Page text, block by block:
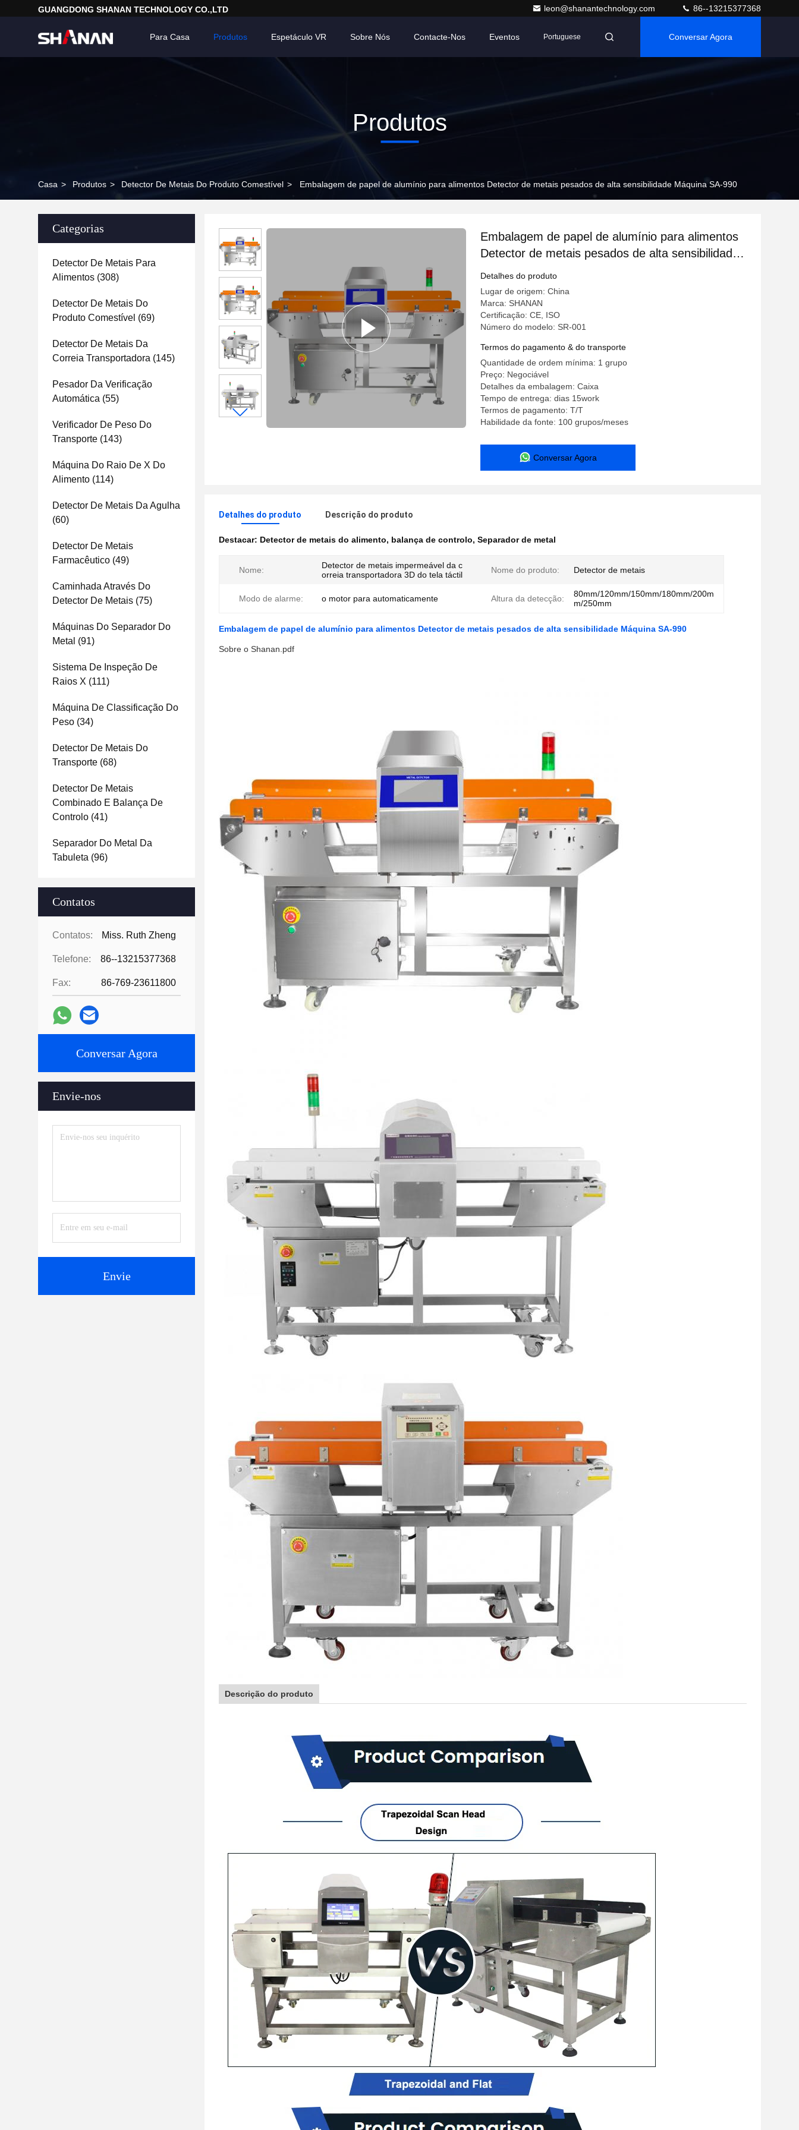
GUANGDONG SHANAN TECHNOLOGY CO.,LTD leon@shanantechnology.com 86--13215377368
Para Casa Produtos Espetáculo VR Sobre Nós Contacte-Nos Eventos Portuguese Conversar Agora
Produtos
Casa > Produtos > Detector De Metais Do Produto Comestível > Embalagem de papel de alumínio para alimentos Detector de metais pesados de alta sensibilidade Máquina SA-990
Categorias
Detector De Metais Para
Alimentos (308)
Detector De Metais Do
Produto Comestível (69)
Detector De Metais Da
Correia Transportadora (145)
Pesador Da Verificação
Automática (55)
Verificador De Peso Do
Transporte (143)
Máquina Do Raio De X Do
Alimento (114)
Detector De Metais Da Agulha
(60)
Detector De Metais
Farmacêutico (49)
Caminhada Através Do
Detector De Metais (75)
Máquinas Do Separador Do
Metal (91)
Sistema De Inspeção De
Raios X (111)
Máquina De Classificação Do
Peso (34)
Detector De Metais Do
Transporte (68)
Detector De Metais
Combinado E Balança De
Controlo (41)
Separador Do Metal Da
Tabuleta (96)
Contatos
Contatos: Miss. Ruth Zheng
Telefone: 86--13215377368
Fax: 86-769-23611800
Conversar Agora
Envie-nos
Envie
Embalagem de papel de alumínio para alimentos
Detector de metais pesados de alta sensibilidade
Máquina SA-990
Detalhes do produto
Lugar de origem: China
Marca: SHANAN
Certificação: CE, ISO
Número do modelo: SR-001
Termos do pagamento & do transporte
Quantidade de ordem mínima: 1 grupo
Preço: Negociável
Detalhes da embalagem: Caixa
Tempo de entrega: dias 15work
Termos de pagamento: T/T
Habilidade da fonte: 100 grupos/meses
Conversar Agora
Detalhes do produto Descrição do produto
Destacar: Detector de metais do alimento, balança de controlo, Separador de metal
Nome:
Detector de metais impermeável da c
orreia transportadora 3D do tela táctil
Nome do produto: Detector de metais
Modo de alarme: o motor para automaticamente Altura da detecção:
80mm/120mm/150mm/180mm/200m
m/250mm
Embalagem de papel de alumínio para alimentos Detector de metais pesados de alta sensibilidade Máquina SA-990
Sobre o Shanan.pdf
Descrição do produto